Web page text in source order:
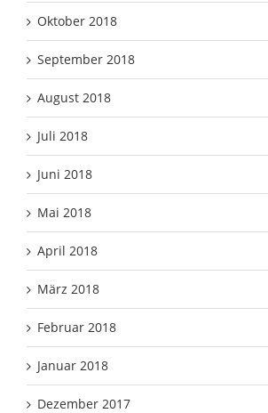
Oktober 2018
September 2018
August 2018
Juli 2018
Juni 2018
Mai 2018
April 2018
März 2018
Februar 2018
Januar 2018
Dezember 2017